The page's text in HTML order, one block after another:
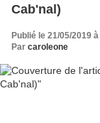
Cab'nal)
Publié le 21/05/2019
Par caroleone